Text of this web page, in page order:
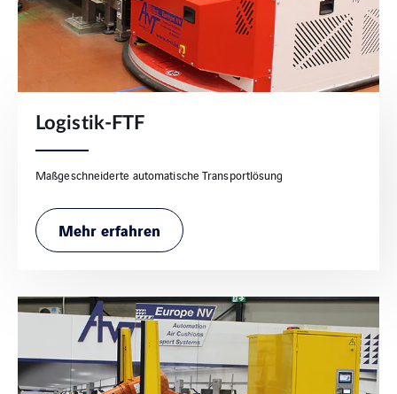
Logistik-FTF
Maßgeschneiderte automatische Transportlösung
Mehr erfahren